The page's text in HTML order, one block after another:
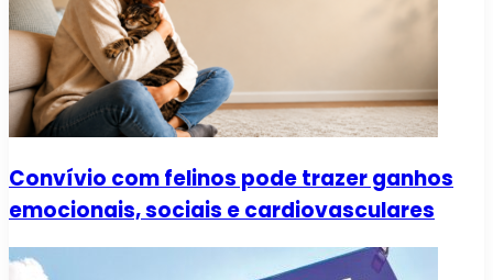
Convívio com felinos pode trazer ganhos
emocionais, sociais e cardiovasculares